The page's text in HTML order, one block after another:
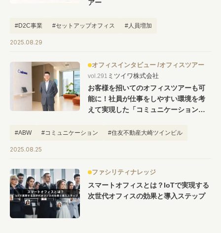
アー
#D2C事業 #セットアップオフィス #人員増加
2025.08.29
オフィスインタビュー オフィスツアー
vol.291 ミツイワ株式会社
お客様を招いてのオフィスツアーも可
能に！社員が仕事をしやすい環境を考
えて実現した「コミュニケーション
アー
#ABW #コミュニケーション #住友不動産大崎ツインビル
#従業員エンゲージメント向上
2025.08.25
ファシリティナレッジ
スマートオフィスとは？IoTで実現する
次世代オフィスの効果と導入ステップ